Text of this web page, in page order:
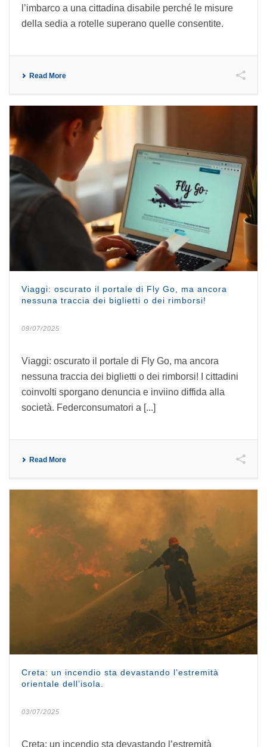
l’imbarco a una cittadina disabile perché le misure
della sedia a rotelle superano quelle consentite.
Read More
Viaggi: oscurato il portale di Fly Go, ma ancora
nessuna traccia dei biglietti o dei rimborsi!
09/07/2025
Viaggi: oscurato il portale di Fly Go, ma ancora
nessuna traccia dei biglietti o dei rimborsi! I cittadini
coinvolti sporgano denuncia e inviino diffida alla
società. Federconsumatori a [...]
Read More
Creta: un incendio sta devastando l’estremità
orientale dell’isola.
03/07/2025
Creta: un incendio sta devastando l’estremità